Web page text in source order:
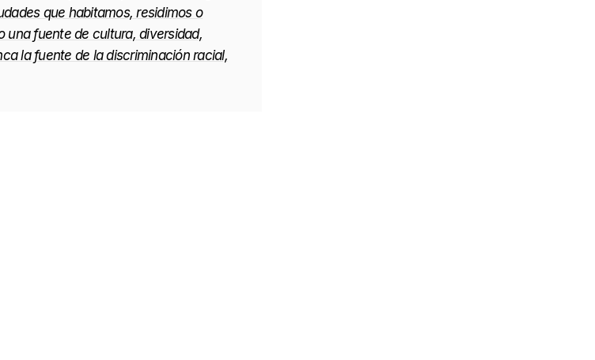
que habitamos, residimos o
una fuente de cultura, diversidad,
la fuente de la discriminación racial,